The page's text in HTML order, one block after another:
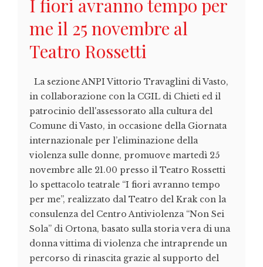
I fiori avranno tempo per
me il 25 novembre al
Teatro Rossetti
La sezione ANPI Vittorio Travaglini di Vasto,
in collaborazione con la CGIL di Chieti ed il
patrocinio dell'assessorato alla cultura del
Comune di Vasto, in occasione della Giornata
internazionale per l’eliminazione della
violenza sulle donne, promuove martedì 25
novembre alle 21.00 presso il Teatro Rossetti
lo spettacolo teatrale “I fiori avranno tempo
per me”, realizzato dal Teatro del Krak con la
consulenza del Centro Antiviolenza “Non Sei
Sola” di Ortona, basato sulla storia vera di una
donna vittima di violenza che intraprende un
percorso di rinascita grazie al supporto del